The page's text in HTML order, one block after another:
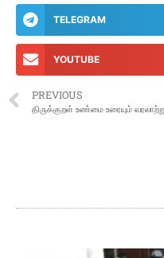
TELEGRAM
YOUTUBE
PREVIOUS